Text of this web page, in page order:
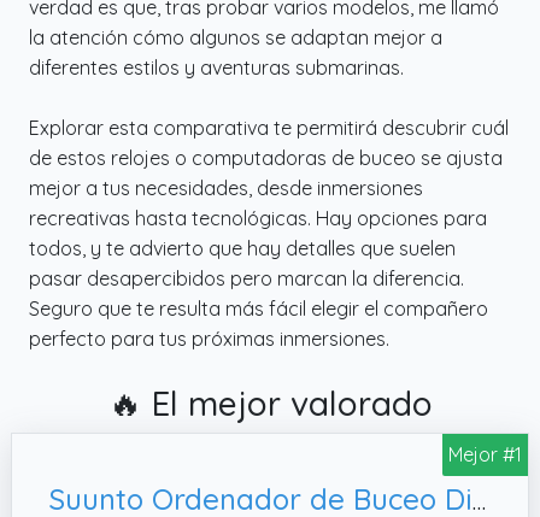
verdad es que, tras probar varios modelos, me llamó
la atención cómo algunos se adaptan mejor a
diferentes estilos y aventuras submarinas.
Explorar esta comparativa te permitirá descubrir cuál
de estos relojes o computadoras de buceo se ajusta
mejor a tus necesidades, desde inmersiones
recreativas hasta tecnológicas. Hay opciones para
todos, y te advierto que hay detalles que suelen
pasar desapercibidos pero marcan la diferencia.
Seguro que te resulta más fácil elegir el compañero
perfecto para tus próximas inmersiones.
🔥 El mejor valorado
Mejor #1
Suunto Ordenador de Buceo Dive D5